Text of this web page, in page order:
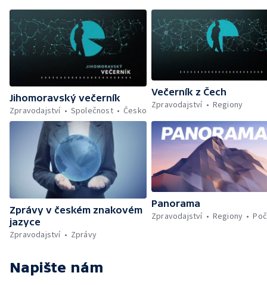
Jihomoravský večerník
Zpravodajství
Společnost Česko
Večerník z Čech
Zpravodajství
Regiony
Zprávy v českém znakovém
jazyce
Zpravodajství
Zprávy
Panorama
Zpravodajství
Regiony
Napište nám